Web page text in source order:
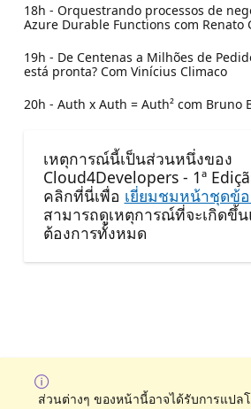
18h - Orquestrando processos de
Azure Durable Functions com Renato
19h - De Centenas a Milhões de
está pronta? Com Vinícius Climaco
20h - Auth x Auth = Auth² com Bruno
เหตุการณ์นี้เป็นส่วนหนึ่งของ
Cloud4Developers - 1ª
คลิกที่นี่เพื่อ เยี่ยมชมหน้าชุดข้
สามารถดูเหตุการณ์ที่จะเกิดขึ้
ต้องการทั้งหมด
ส่วนต่างๆ ของหน้านี้อาจได้รับการแปล